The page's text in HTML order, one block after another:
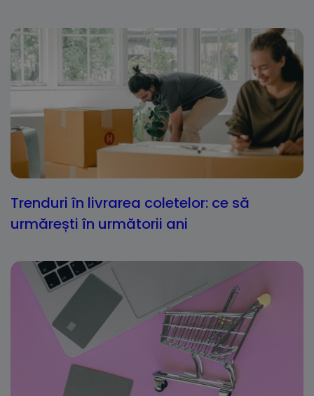
Trenduri în livrarea coletelor: ce să
urmărești în următorii ani